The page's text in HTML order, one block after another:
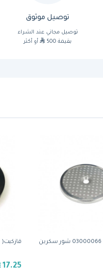
توصيل موثوق
توصيل مجاني عند الشراء
بقيمة 500
أو أكثر
قازكيت( 02280020.V)من نوفا سيمونيلي
17.25